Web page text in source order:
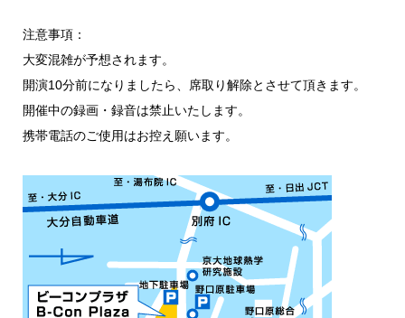
注意事項：
大変混雑が予想されます。
開演10分前になりましたら、席取り解除とさせて頂きます。
開催中の録画・録音は禁止いたします。
携帯電話のご使用はお控え願います。